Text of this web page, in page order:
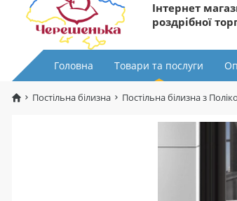
Інтернет
роздрібної
Головна Товари та послуги
Постільна білизна Постільна білизна з